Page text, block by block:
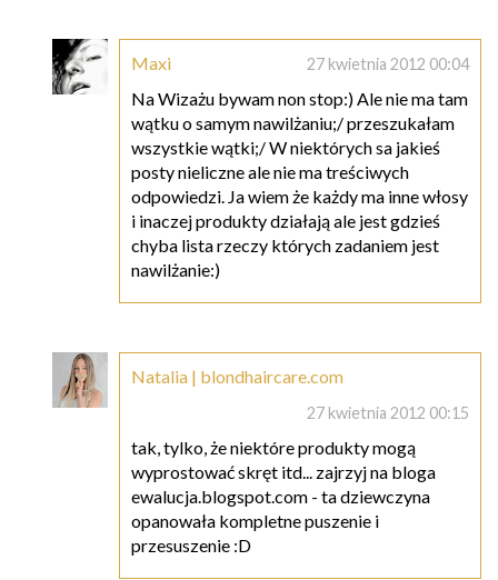
Maxi 27 kwietnia 2012 00:04
Na Wizażu bywam non stop:) Ale nie ma tam
wątku o samym nawilżaniu;/ przeszukałam
wszystkie wątki;/ W niektórych sa jakieś
posty nieliczne ale nie ma treściwych
odpowiedzi. Ja wiem że każdy ma inne włosy
i inaczej produkty działają ale jest gdzieś
chyba lista rzeczy których zadaniem jest
nawilżanie:)
Natalia | blondhaircare.com
27 kwietnia 2012 00:15
tak, tylko, że niektóre produkty mogą
wyprostować skręt itd... zajrzyj na bloga
ewalucja.blogspot.com - ta dziewczyna
opanowała kompletne puszenie i
przesuszenie :D